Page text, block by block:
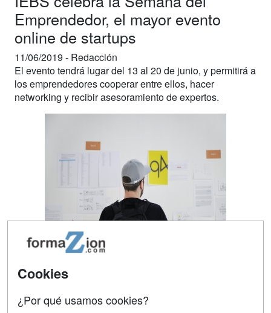
Emprendedor, el mayor evento
online de startups
11/06/2019 - Redacción
El evento tendrá lugar del 13 al 20 de junio, y permitirá a
los emprendedores cooperar entre ellos, hacer
networking y recibir asesoramiento de expertos.
La escuela de negocios digital
mayor evento online para emprendedores del mundo
Cookies
¿Por qué usamos cookies?